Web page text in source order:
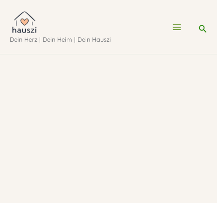
Inhalt
springen
Dein Herz | Dein Heim | Dein Hauszi